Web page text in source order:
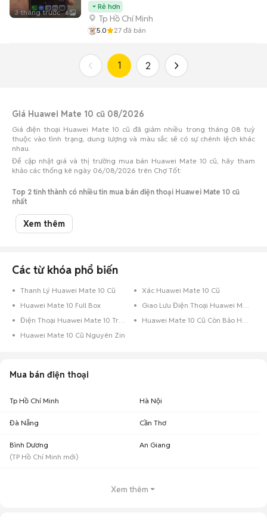
3 tháng trước 6
Rẻ hơn
Tp Hồ Chí Minh
5.0 27 đã bán
1 2
Giá Huawei Mate 10 cũ 08/2026
Giá điện thoại Huawei Mate 10 cũ đã giảm nhiều trong tháng 08 tuỳ
thuộc vào tình trạng, dung lượng và màu sắc sẽ có sự chênh lệch khác
nhau.
Để cập nhật giá và thị trường mua bán Huawei Mate 10 cũ, hãy tham
khảo các thống kê ngày 06/08/2026 trên Chợ Tốt:
Top 2 tỉnh thành có nhiều tin mua bán điện thoại Huawei Mate 10 cũ
nhất
Tỉnh thành
triệu
Lưu ý:Mức giá dựa trên các tin đăng tại Chợ Tốt, chỉ mang tính chất tham
thoả thuận khi mua bán.
giúp người dùng dễ dàng tìm kiếm và so sánh giá cả.
Chợ Tốt - Nơi mua bán Huawei Mate 10 cũ giá tốt nhất!
Xem thêm
Các từ khóa phổ biến
Thanh Lý Huawei Mate 10 Cũ
Xác Huawei Mate 10 Cũ
Huawei Mate 10 Full Box
Giao Lưu Điện Thoại Huawei Mate 10
Điện Thoại Huawei Mate 10 Trả Góp
Huawei Mate 10 Cũ Còn Bảo Hành
Huawei Mate 10 Cũ Nguyên Zin
Mua bán điện thoại
Tp Hồ Chí Minh Hà Nội
Đà Nẵng Cần Thơ
Bình Dương
(TP Hồ Chí Minh mới)
An Giang
Xem thêm